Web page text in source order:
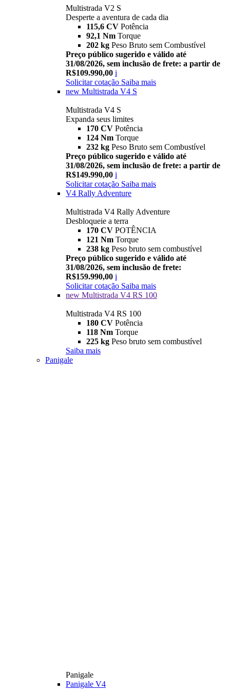
Multistrada V2 S
Desperte a aventura de cada dia
115,6 CV Potência
92,1 Nm Torque
202 kg Peso Bruto sem Combustível
Preço público sugerido e válido até
31/08/2026, sem inclusão de frete: a partir de
R$109.990,00 i
Solicitar cotação Saiba mais
new Multistrada V4 S
Multistrada V4 S
Expanda seus limites
170 CV Potência
124 Nm Torque
232 kg Peso Bruto sem Combustível
Preço público sugerido e válido até
31/08/2026, sem inclusão de frete: a partir de
R$149.990,00 i
Solicitar cotação Saiba mais
V4 Rally Adventure
Multistrada V4 Rally Adventure
Desbloqueie a terra
170 CV POTÊNCIA
121 Nm Torque
238 kg Peso bruto sem combustível
Preço público sugerido e válido até
31/08/2026, sem inclusão de frete:
R$159.990,00 i
Solicitar cotação Saiba mais
new Multistrada V4 RS 100
Multistrada V4 RS 100
180 CV Potência
118 Nm Torque
225 kg Peso bruto sem combustível
Saiba mais
Panigale
Panigale
Panigale V4